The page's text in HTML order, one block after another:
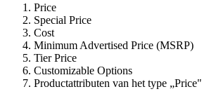
Price
Special Price
Cost
Minimum Advertised Price (MSRP)
Tier Price
Customizable Options
Productattributen van het type „Price"